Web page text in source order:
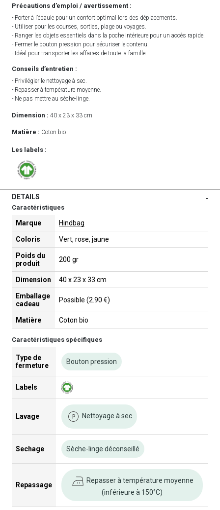
Précautions d’emploi / avertissement :
- Porter à l’épaule pour un confort optimal lors des déplacements.
- Utiliser pour les courses, sorties, plage ou voyages.
- Ranger les objets essentiels dans la poche intérieure pour un accès rapide.
- Fermer le bouton pression pour sécuriser le contenu.
- Idéal pour transporter les affaires de toute la famille.
Conseils d’entretien :
- Privilégier le nettoyage à sec.
- Repasser à température moyenne.
- Ne pas mettre au sèche-linge.
Dimension : 40 x 23 x 33 cm
Matière : Coton bio
Les labels :
DETAILS -
Caractéristiques
Marque Hindbag
Coloris Vert, rose, jaune
Poids du
produit
200 gr
Dimension 40 x 23 x 33 cm
Emballage
cadeau
Possible (2.90 €)
Matière Coton bio
Caractéristiques spécifiques
Type de
fermeture
Bouton pression
Labels
Lavage Nettoyage à sec
Sechage Sèche-linge déconseillé
Repassage
Repasser à température moyenne
(inférieure à 150°C)